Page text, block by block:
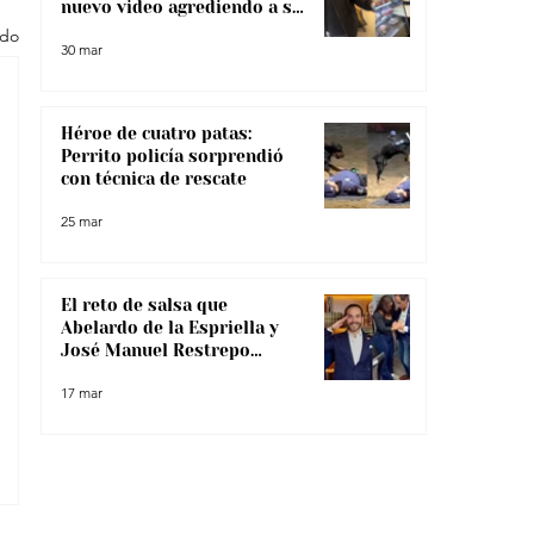
nuevo video agrediendo a su
30 mar
Héroe de cuatro patas:
Perrito policía sorprendió
con técnica de rescate
25 mar
El reto de salsa que
Abelardo de la Espriella y
José Manuel Restrepo
17 mar